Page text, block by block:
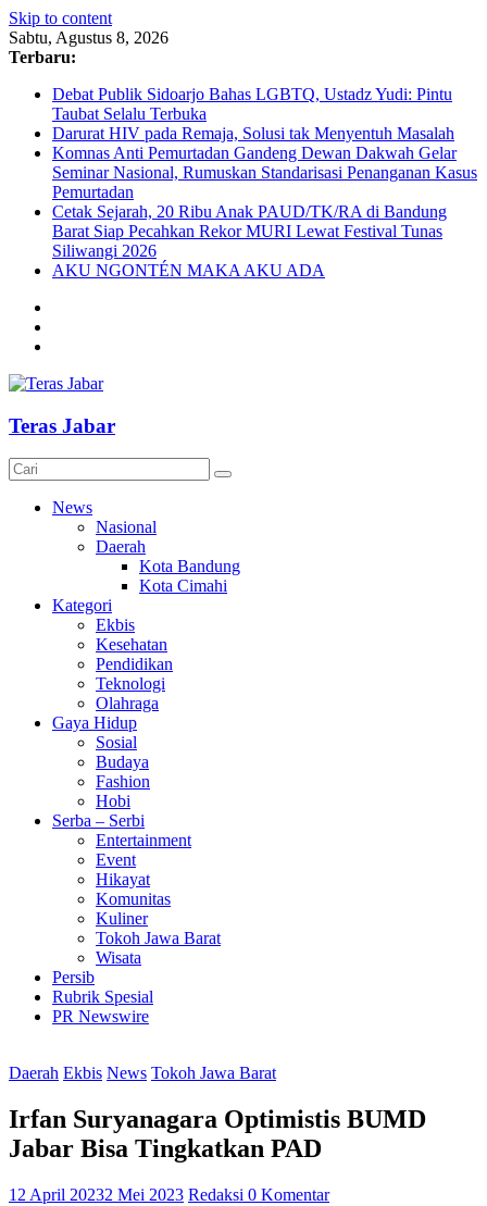
Skip to content
Sabtu, Agustus 8, 2026
Terbaru:
Debat Publik Sidoarjo Bahas LGBTQ, Ustadz Yudi: Pintu
Taubat Selalu Terbuka
Darurat HIV pada Remaja, Solusi tak Menyentuh Masalah
Komnas Anti Pemurtadan Gandeng Dewan Dakwah Gelar
Seminar Nasional, Rumuskan Standarisasi Penanganan Kasus
Pemurtadan
Cetak Sejarah, 20 Ribu Anak PAUD/TK/RA di Bandung
Barat Siap Pecahkan Rekor MURI Lewat Festival Tunas
Siliwangi 2026
AKU NGONTÉN MAKA AKU ADA
Teras Jabar
News
Nasional
Daerah
Kota Bandung
Kota Cimahi
Kategori
Ekbis
Kesehatan
Pendidikan
Teknologi
Olahraga
Gaya Hidup
Sosial
Budaya
Fashion
Hobi
Serba – Serbi
Entertainment
Event
Hikayat
Komunitas
Kuliner
Tokoh Jawa Barat
Wisata
Persib
Rubrik Spesial
PR Newswire
Daerah Ekbis News Tokoh Jawa Barat
Irfan Suryanagara Optimistis BUMD
Jabar Bisa Tingkatkan PAD
12 April 20232 Mei 2023 Redaksi 0 Komentar